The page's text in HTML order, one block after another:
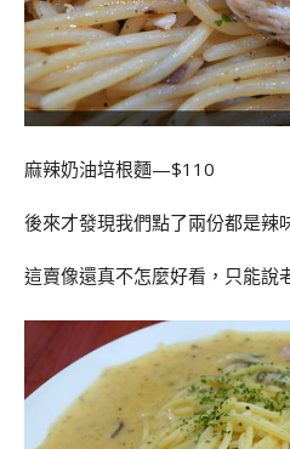
麻辣奶油培根麵—$110
後來才發現我們點了兩份都是辣
這賣像還真不怎麼好看，只能說